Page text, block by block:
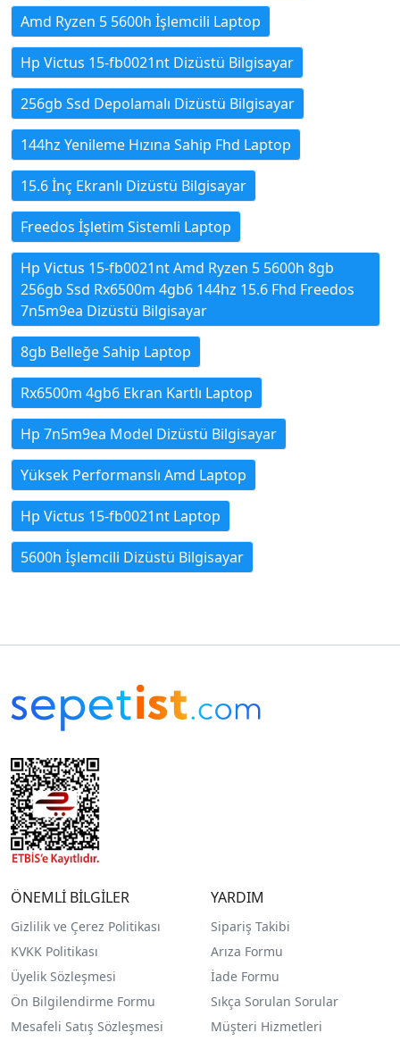
Amd Ryzen 5 5600h İşlemcili Laptop
Hp Victus 15-fb0021nt Dizüstü Bilgisayar
256gb Ssd Depolamalı Dizüstü Bilgisayar
144hz Yenileme Hızına Sahip Fhd Laptop
15.6 İnç Ekranlı Dizüstü Bilgisayar
Freedos İşletim Sistemli Laptop
Hp Victus 15-fb0021nt Amd Ryzen 5 5600h 8gb
256gb Ssd Rx6500m 4gb6 144hz 15.6 Fhd Freedos
7n5m9ea Dizüstü Bilgisayar
8gb Belleğe Sahip Laptop
Rx6500m 4gb6 Ekran Kartlı Laptop
Hp 7n5m9ea Model Dizüstü Bilgisayar
Yüksek Performanslı Amd Laptop
Hp Victus 15-fb0021nt Laptop
5600h İşlemcili Dizüstü Bilgisayar
ÖNEMLİ BİLGİLER
Gizlilik ve Çerez Politikası
KVKK Politikası
Üyelik Sözleşmesi
Ön Bilgilendirme Formu
Mesafeli Satış Sözleşmesi
YARDIM
Sipariş Takibi
Arıza Formu
İade Formu
Sıkça Sorulan Sorular
Müşteri Hizmetleri